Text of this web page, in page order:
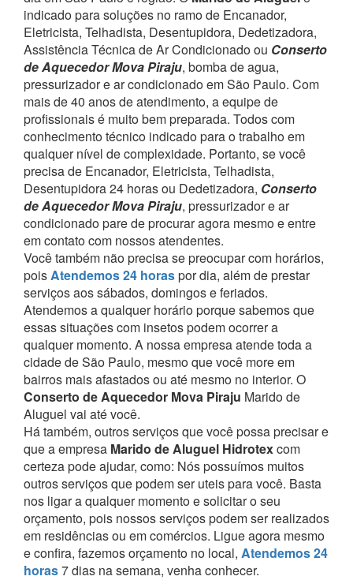
indicado para soluções no ramo de Encanador,
Eletricista, Telhadista, Desentupidora, Dedetizadora,
Assistência Técnica de Ar Condicionado ou Conserto
de Aquecedor Mova Piraju, bomba de agua,
pressurizador e ar condicionado em São Paulo. Com
mais de 40 anos de atendimento, a equipe de
profissionais é muito bem preparada. Todos com
conhecimento técnico indicado para o trabalho em
qualquer nível de complexidade. Portanto, se você
precisa de Encanador, Eletricista, Telhadista,
Desentupidora 24 horas ou Dedetizadora, Conserto
de Aquecedor Mova Piraju, pressurizador e ar
condicionado pare de procurar agora mesmo e entre
em contato com nossos atendentes.
Você também não precisa se preocupar com horários,
poisAtendemos 24 horaspor dia, além de prestar
serviços aos sábados, domingos e feriados.
Atendemos a qualquer horário porque sabemos que
essas situações com insetos podem ocorrer a
qualquer momento. A nossa empresa atende toda a
cidade de São Paulo, mesmo que você more em
bairros mais afastados ou até mesmo no interior. O
Conserto de Aquecedor Mova Piraju Marido de
Aluguel vai até você.
Há também, outros serviços que você possa precisar e
que a empresa Marido de Aluguel Hidrotexcom
certeza pode ajudar, como: Nós possuímos muitos
outros serviços que podem ser uteis para você. Basta
nos ligar a qualquer momento e solicitar o seu
orçamento, pois nossos serviços podem ser realizados
em residências ou em comércios. Ligue agora mesmo
e confira, fazemos orçamento no local, Atendemos 24
horas7 dias na semana, venha conhecer.